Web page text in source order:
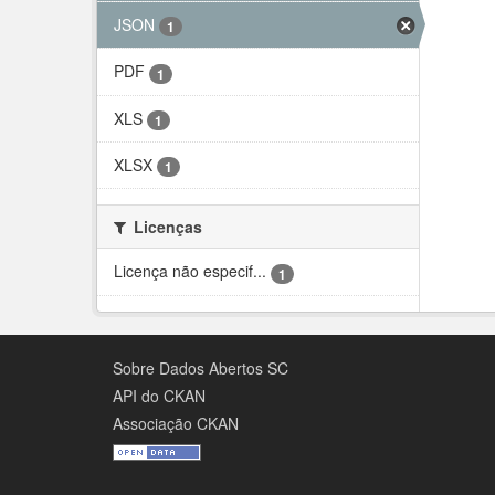
JSON 1
PDF 1
XLS 1
XLSX 1
Licenças
Licença não especif...
1
Sobre Dados Abertos SC
API do CKAN
Associação CKAN